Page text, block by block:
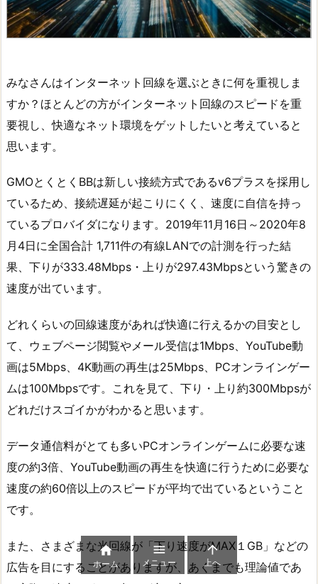
みなさんはインターネット回線を選ぶときに何を重視しま
すか？ほとんどの方がインターネット回線のスピードを重
要視し、快適なネット環境をゲットしたいと考えていると
思います。
GMOとくとくBBは新しい接続方式であるv6プラスを採用し
ているため、接続遅延が起こりにくく、速度に自信を持っ
ているプロバイダになります。2019年11月16日～2020年8
月4日に全国合計 1,711件の有線LANでの計測を行った結
果、下りが333.48Mbps・上りが297.43Mbpsという驚きの
速度が出ています。
どれくらいの回線速度があれば快適に行えるかの目安とし
て、ウェブページ閲覧やメール受信は1Mbps、YouTube動
画は5Mbps、4K動画の再生は25Mbps、PCオンラインゲー
ムは100Mbpsです。これを見て、下り・上り約300Mbpsが
どれだけスゴイかがわかると思います。
データ通信料がとても多いPCオンラインゲームに必要な速
度の約3倍、YouTube動画の再生を快適に行うために必要な
速度の約60倍以上のスピードが平均で出ているということ
です。
また、さまざまな光回線が「下り速度がMAX１GB」などの
広告を目にすることがありますが、あくまでも理論値であ

ホーム

メニュー

上へ